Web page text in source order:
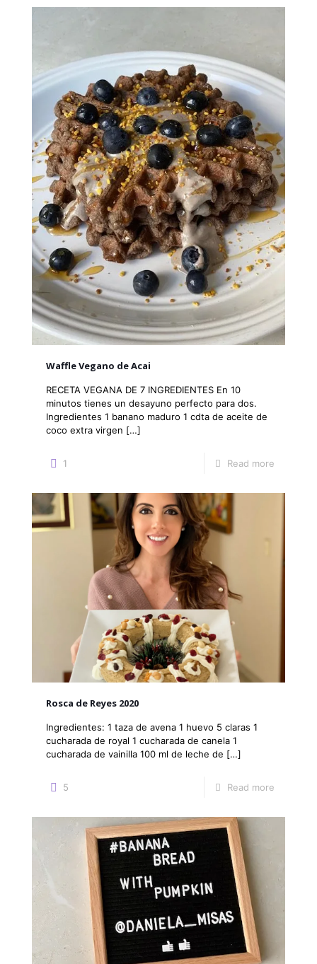
Waffle Vegano de Acai
RECETA VEGANA DE 7 INGREDIENTES En 10
minutos tienes un desayuno perfecto para dos.
Ingredientes 1 banano maduro 1 cdta de aceite de
coco extra virgen […]
1 Read more
Rosca de Reyes 2020
Ingredientes: 1 taza de avena 1 huevo 5 claras 1
cucharada de royal 1 cucharada de canela 1
cucharada de vainilla 100 ml de leche de […]
5 Read more